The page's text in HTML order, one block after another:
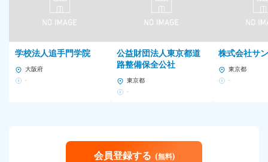
学校法人追手門学院
大阪府
-
公益財団法人東京都道
路整備保全公社
東京都
-
株式会社サ
東京都
-
会員登録する (無料)